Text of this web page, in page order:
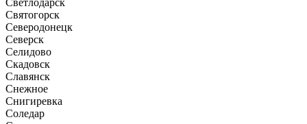
Светлодарск
Святогорск
Северодонецк
Северск
Селидово
Скадовск
Славянск
Снежное
Снигиревка
Соледар